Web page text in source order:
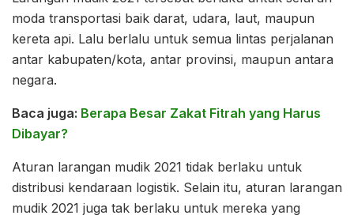
moda transportasi baik darat, udara, laut, maupun
kereta api. Lalu berlalu untuk semua lintas perjalanan
antar kabupaten/kota, antar provinsi, maupun antara
negara.
Baca juga: Berapa Besar Zakat Fitrah yang Harus
Dibayar?
Aturan larangan mudik 2021 tidak berlaku untuk
distribusi kendaraan logistik. Selain itu, aturan larangan
mudik 2021 juga tak berlaku untuk mereka yang